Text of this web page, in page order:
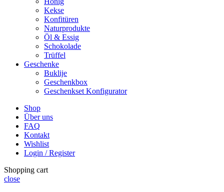
Kekse
Konfitüren
Naturprodukte
Öl & Essig
Schokolade
Trüffel
Geschenke
Buklije
Geschenkbox
Geschenkset Konfigurator
Shop
Über uns
FAQ
Kontakt
Wishlist
Login / Register
Shopping cart
close